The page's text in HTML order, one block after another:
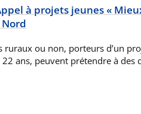
à projets jeunes «
Nord
ruraux ou non, porteurs d’un
ans, peuvent prétendre à des